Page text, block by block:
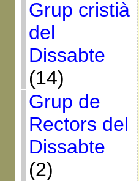
Grup cristià
del
Dissabte
(14)
Grup de
Rectors del
Dissabte
(2)